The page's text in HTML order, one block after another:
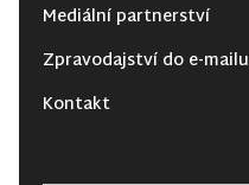
Mediální partnerství
Zpravodajství do e-mailu
Kontakt